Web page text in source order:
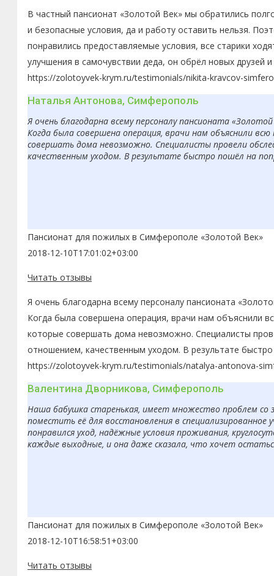
В частный пансионат «Золотой Век» мы обратились
и безопасные условия, да и работу оставить нельзя.
понравились предоставляемые условия, все старики
улучшения в самочувствии деда, он обрёл новых
https://zolotoyvek-krym.ru/testimonials/nikita-kravcov-
Наталья Антонова, Симферополь
Я очень благодарна всему персоналу пансионата
Когда была совершена операция, врачи нам объяснили
совершать дома невозможно. Специалисты провели
качественным уходом. В результате быстро пошёл на
Пансионат для пожилых в Симферополе «Золотой Век»
2018-12-10T17:01:02+03:00
Читать отзывы
Я очень благодарна всему персоналу пансионата
Когда была совершена операция, врачи нам объяснили
которые совершать дома невозможно. Специалисты
отношением, качественным уходом. В результате
https://zolotoyvek-krym.ru/testimonials/natalya-antonova-
Валентина Дворникова, Симферополь
Наша бабушка старенькая, имеет множество проблем со
поместить её для восстановления в
понравился уход, надёжные условия проживания,
каждые выходные, и она даже сказала, что хочет
Пансионат для пожилых в Симферополе «Золотой Век»
2018-12-10T16:58:51+03:00
Читать отзывы